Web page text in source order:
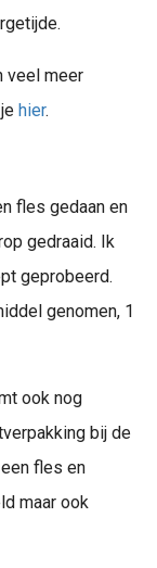
veel meer
hier.
fles gedaan en
gedraaid. Ik
geprobeerd.
genomen, 1
ook nog
bij de
fles en
maar ook